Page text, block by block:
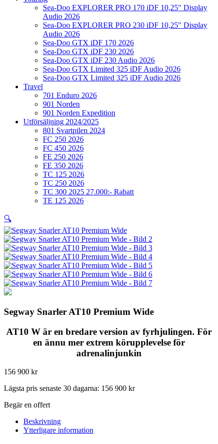
Sea-Doo EXPLORER PRO 170 iDF 10,25″ Display
Audio 2026
Sea-Doo EXPLORER PRO 230 iDF 10,25″ Display
Audio 2026
Sea-Doo GTX iDF 170 2026
Sea-Doo GTX iDF 230 2026
Sea-Doo GTX iDF 230 Audio 2026
Sea-Doo GTX Limited 325 iDF Audio 2026
Sea-Doo GTX Limited 325 iDF Audio 2026
Travel
701 Enduro 2026
901 Norden
901 Norden Expedition
Utförsäljning 2024/2025
801 Svartpilen 2024
FC 250 2026
FC 450 2026
FE 250 2026
FE 350 2026
TC 125 2026
TC 250 2026
TC 300 2025 27.000:- Rabatt
TE 125 2026
🔍
Segway Snarler AT10 Premium Wide
AT10 W är en bredare version av fyrhjulingen. För
en ännu mer extrem körupplevelse för
adrenalinjunkin
156 900 kr
Lägsta pris senaste 30 dagarna: 156 900 kr
Begär en offert
Beskrivning
Ytterligare information